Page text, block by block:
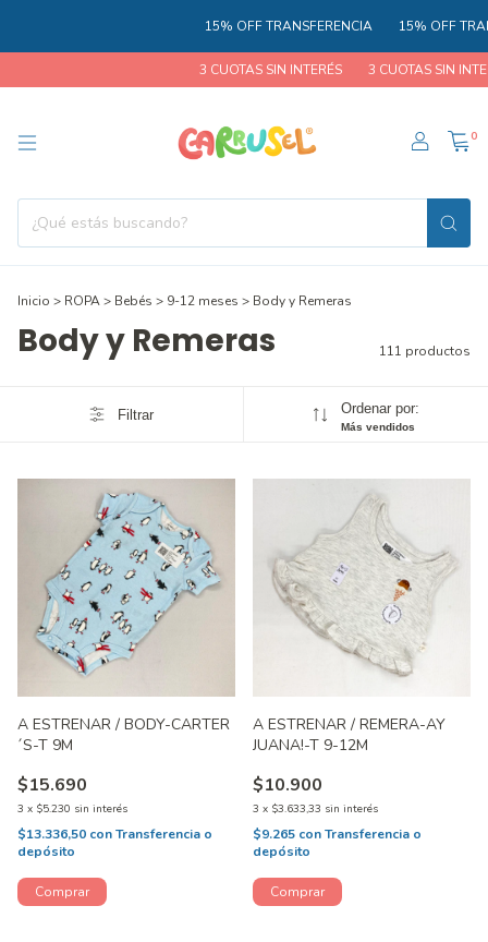
15% OFF TRANSFERENCIA 15% OFF
3 CUOTAS SIN INTERÉS 3 CUOTAS SIN INTERÉS
0
Inicio > ROPA> Bebés > 9-12 meses > Body y Remeras
Body y Remeras 111 productos
Filtrar Ordenar por:
Más vendidos
A ESTRENAR / BODY-CARTER
´S-T 9M
$15.690
3 x $5.230 sin interés
$13.336,50 conTransferencia o
depósito
A ESTRENAR / REMERA-AY
JUANA!-T 9-12M
$10.900
3 x $3.633,33 sin interés
$9.265 conTransferencia o
depósito